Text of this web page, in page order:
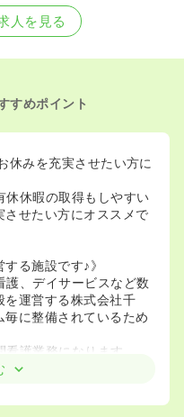
人を見る
すめポイント
休みを充実させたい方に
休暇の取得もしやすい
せたい方にオススメで
る施設です♪》
、デイサービスなど数
を運営する株式会社千
に整備されているため
護業務になります。